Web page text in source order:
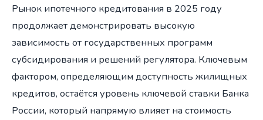
Рынок ипотечного кредитования в 2025 году
продолжает демонстрировать высокую
зависимость от государственных программ
субсидирования и решений регулятора. Ключевым
фактором, определяющим доступность жилищных
кредитов, остаётся уровень ключевой ставки Банка
России, который напрямую влияет на стоимость